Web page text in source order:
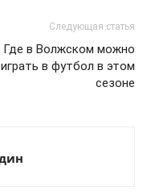
Следующая статья
Где в Волжском можно
в футбол в этом
сезоне